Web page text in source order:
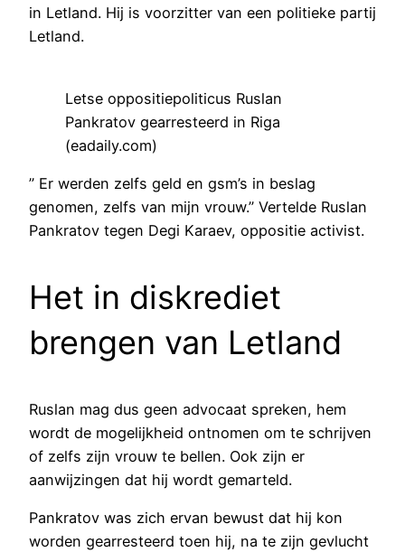
in Letland. Hij is voorzitter van een politieke partij
Letland.
Letse oppositiepoliticus Ruslan
Pankratov gearresteerd in Riga
(eadaily.com)
” Er werden zelfs geld en gsm’s in beslag
genomen, zelfs van mijn vrouw.” Vertelde Ruslan
Pankratov tegen Degi Karaev, oppositie activist.
Het in diskrediet
brengen van Letland
Ruslan mag dus geen advocaat spreken, hem
wordt de mogelijkheid ontnomen om te schrijven
of zelfs zijn vrouw te bellen. Ook zijn er
aanwijzingen dat hij wordt gemarteld.
Pankratov was zich ervan bewust dat hij kon
worden gearresteerd toen hij, na te zijn gevlucht